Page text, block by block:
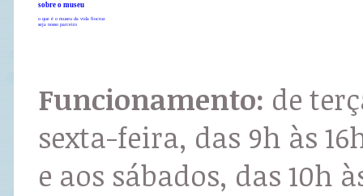
sobre o museu
o que é o museu da vida fiocruz
seja nosso parceiro
Funcionamento: de
sexta-feira, das 9h às
e aos sábados, das 10h